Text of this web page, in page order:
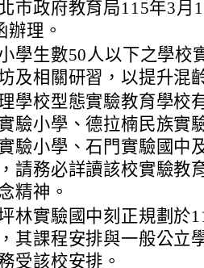
市政府教育局115年3月
辦理。
學生數50人以下之學校
及相關研習，以提升混
學校型態實驗教育學校
驗小學、德拉楠民族實
驗小學、石門實驗國中
請務必詳讀該校實驗教
精神。
林實驗國中刻正規劃於
其課程安排與一般公立
受該校安排。